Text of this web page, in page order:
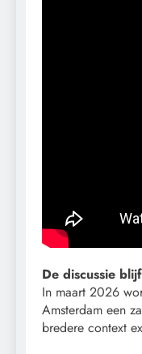
De discussie
In maart 2026
Amsterdam een
bredere context